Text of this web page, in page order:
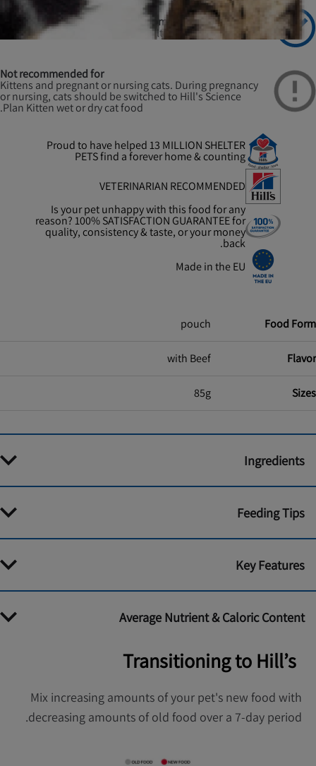
Recommended for
Adult cats 1 - 6 years of age.
Not recommended for
Kittens and pregnant or nursing cats. During pregnancy
or nursing, cats should be switched to Hill's Science
Plan Kitten wet or dry cat food.
Proud to have helped 13 MILLION SHELTER
PETS find a forever home & counting
VETERINARIAN RECOMMENDED
Is your pet unhappy with this food for any
reason? 100% SATISFACTION GUARANTEE for
quality, consistency & taste, or your money
back.
Made in the EU
Food Form
pouch
Flavor
with Beef
Sizes
85g
Ingredients
Feeding Tips
Key Features
Average Nutrient & Caloric Content
Transitioning to Hill’s
Mix increasing amounts of your pet's new food with
decreasing amounts of old food over a 7-day period.